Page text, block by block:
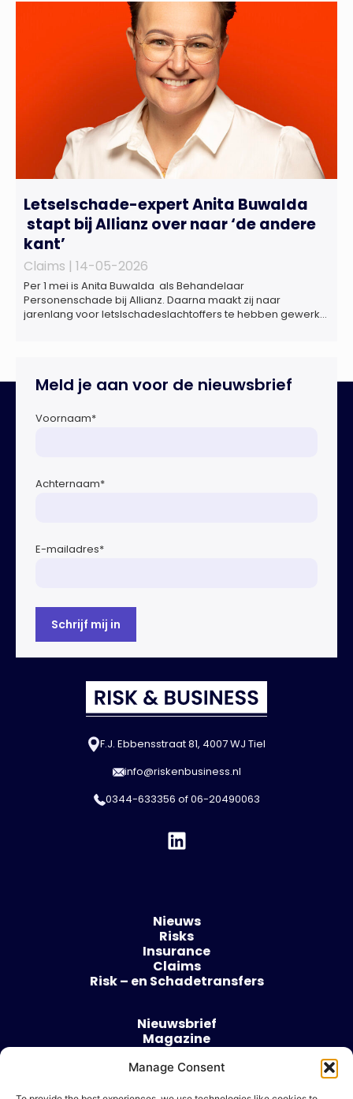
Manage Consent
de ontwikkeling van Europese regels voor
duurzaamheidsrapportages. De expertgroep helpt de
Europese Commissie bij het ontwikkelen van […]
Letselschade-expert Anita Buwalda
stapt bij Allianz over naar ‘de andere
kant’
Claims | 14-05-2026
Per 1 mei is Anita Buwalda als Behandelaar
Personenschade bij Allianz. Daarna maakt zij naar
jarenlang voor letslschadeslachtoffers te hebben gewerkt
Overtoom Letselschade […]
Meld je aan voor de nieuwsbrief
Voornaam*
Achternaam*
E-mailadres*
F.J. Ebbensstraat 81, 4007 WJ Tiel
info@riskenbusiness.nl
0344-633356 of06-20490063
Nieuws
Risks
Insurance
Claims
Risk – en Schadetransfers
Nieuwsbrief
Magazine
Over